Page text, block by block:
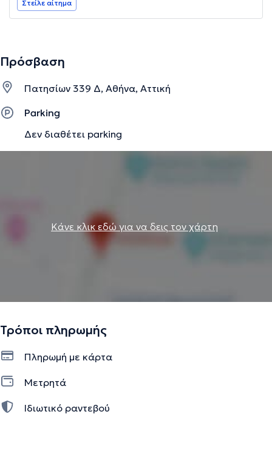
Στείλε αίτημα
Πρόσβαση
Πατησίων 339 Δ, Αθήνα, Αττική
Parking
Δεν διαθέτει parking
Κάνε κλικ εδώ για να δεις τον χάρτη
Τρόποι πληρωμής
Πληρωμή με κάρτα
Μετρητά
Ιδιωτικό ραντεβού